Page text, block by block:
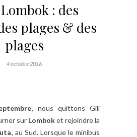
: des
plages & des
plages
4 octobre 2016
nous quittons Gili
sur Lomboket rejoindre la
au Sud. Lorsque le minibus